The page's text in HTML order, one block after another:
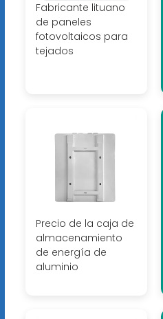
Fabricante lituano
de paneles
fotovoltaicos para
tejados
Precio de la caja de
almacenamiento
de energía de
aluminio